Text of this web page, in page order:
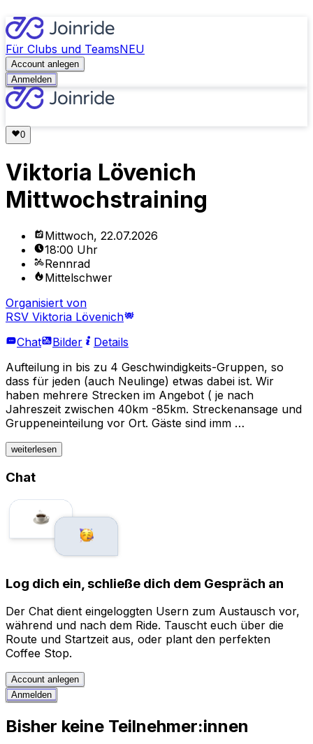
Für Clubs und TeamsNEU
Account anlegen
Anmelden
Viktoria Lövenich
Mittwochstraining
Mittwoch, 22.07.2026
18:00 Uhr
Rennrad
Mittelschwer
Organisiert von
RSV Viktoria Lövenich
Chat
Bilder
Details
Aufteilung in bis zu 4 Geschwindigkeits-Gruppen, so
dass für jeden (auch Neulinge) etwas dabei ist. Wir
haben mehrere Strecken im Angebot ( je nach
Jahreszeit zwischen 40km -85km. Streckenansage und
Gruppeneinteilung vor Ort. Gäste sind imm …
weiterlesen
Chat
Log dich ein, schließe dich dem Gespräch an
Der Chat dient eingeloggten Usern zum Austausch vor,
während und nach dem Ride. Tauscht euch über die
Route und Startzeit aus, oder plant den perfekten
Coffee Stop.
Account anlegen
Anmelden
Bisher keine Teilnehmer:innen